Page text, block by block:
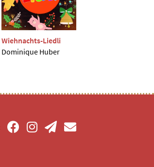
Wiehnachts-Liedli
Dominique Huber